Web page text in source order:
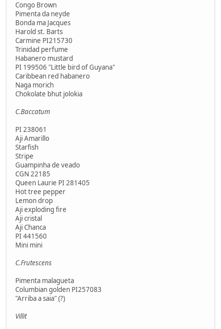
Congo Brown
Pimenta da neyde
Bonda ma Jacques
Harold st. Barts
Carmine PI215730
Trinidad perfume
Habanero mustard
PI 199506 "Little bird of Guyana"
Caribbean red habanero
Naga morich
Chokolate bhut jolokia
C.Baccatum
PI 238061
Aji Amarillo
Starfish
Stripe
Guampinha de veado
CGN 22185
Queen Laurie PI 281405
Hot tree pepper
Lemon drop
Aji exploding fire
Aji cristal
Aji Chanca
PI 441560
Mini mini
C.Frutescens
Pimenta malagueta
Columbian golden PI257083
"Arriba a saia" (?)
Villit